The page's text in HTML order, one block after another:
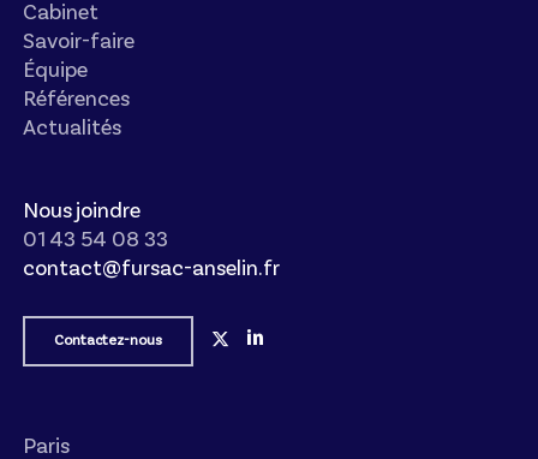
Cabinet
Savoir-faire
Équipe
Références
Actualités
Nous joindre
01 43 54 08 33
contact@fursac-anselin.fr
Contactez-nous
Paris